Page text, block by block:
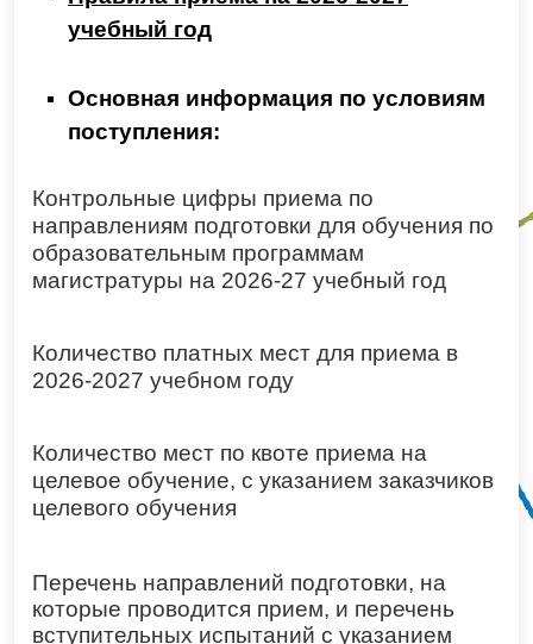
учебный год
Основная информация по условиям
поступления:
Контрольные цифры приема по
направлениям подготовки для обучения по
образовательным программам
магистратуры на 2026-27 учебный год
Количество платных мест для приема в
2026-2027 учебном году
Количество мест по квоте приема на
целевое обучение, с указанием заказчиков
целевого обучения
Перечень направлений подготовки, на
которые проводится прием, и перечень
вступительных испытаний с указанием